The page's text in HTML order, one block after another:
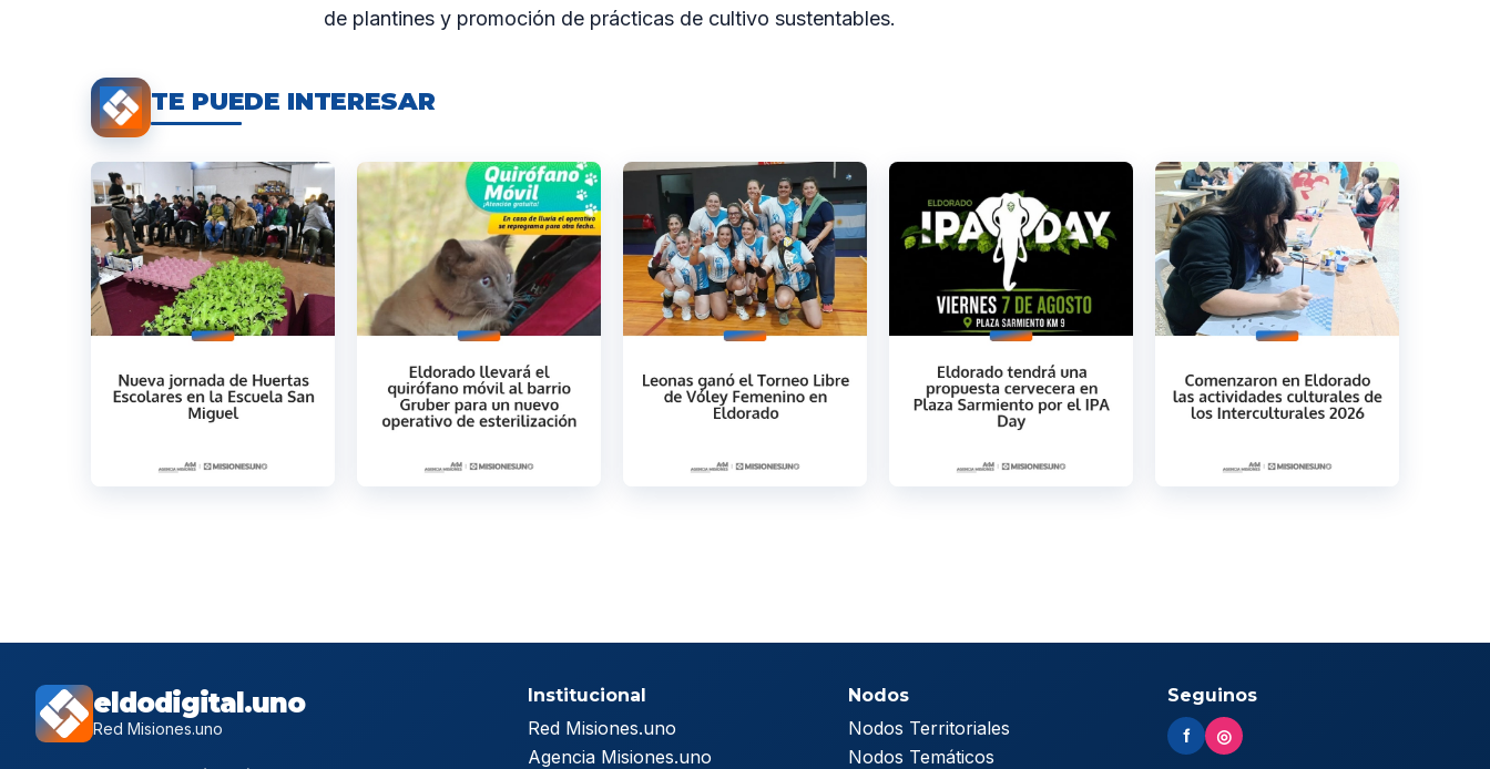
de plantines y promoción de prácticas de cultivo sustentables.
TE PUEDE INTERESAR
eldodigital.uno
Red Misiones.uno
Institucional
Red Misiones.uno
Agencia Misiones.uno
Nodos
Nodos Territoriales
Nodos Temáticos
Seguinos
f ◎